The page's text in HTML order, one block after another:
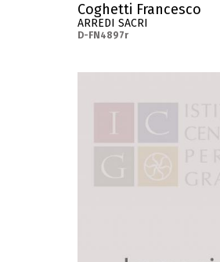
Coghetti Francesco
ARREDI SACRI
D-FN4897r